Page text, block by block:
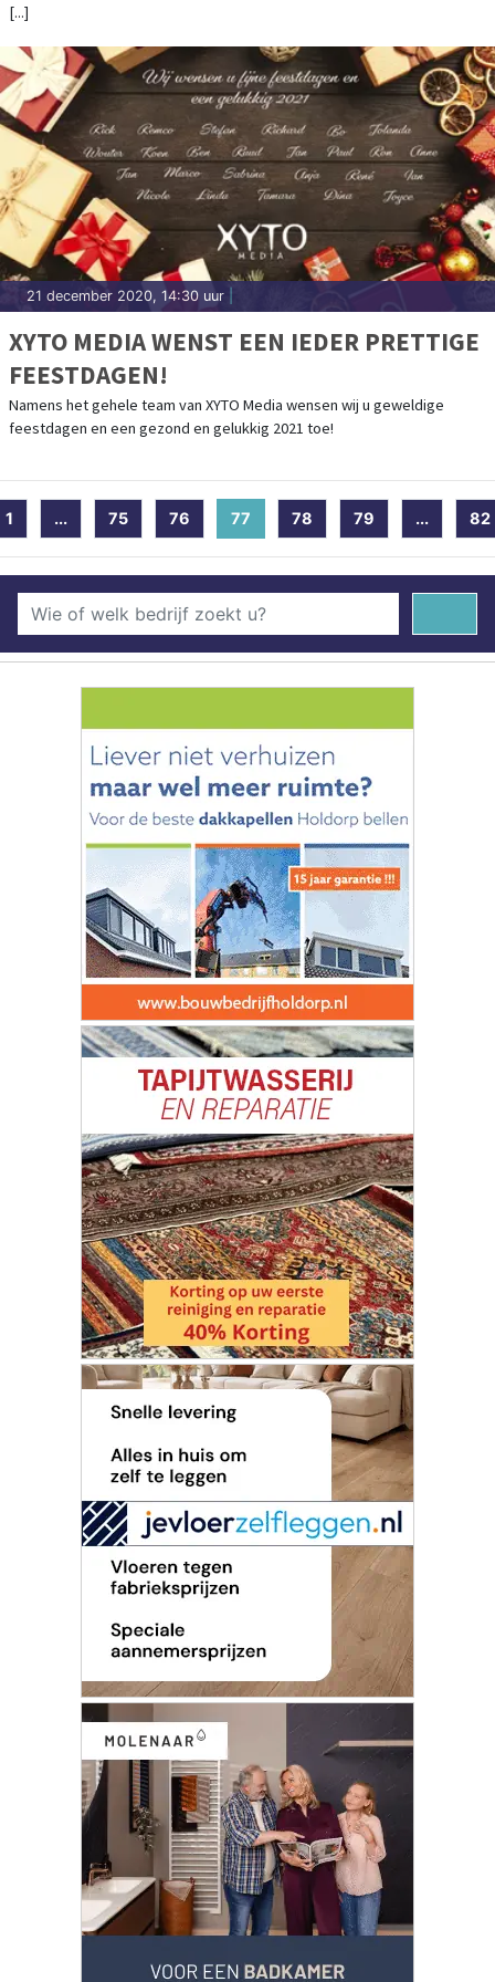
[...]
21 december 2020, 14:30 uur
XYTO MEDIA WENST EEN IEDER PRETTIGE
FEESTDAGEN!
Namens het gehele team van XYTO Media wensen wij u geweldige
feestdagen en een gezond en gelukkig 2021 toe!
1 ... 75 76 77 (current)
78 79 ... 82